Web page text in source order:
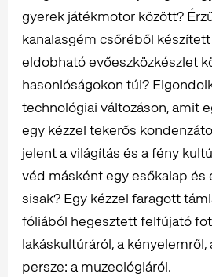
gyerek játékmotor között?
kanalasgém csőréből
eldobható evőeszközkészlet
hasonlóságokon túl?
technológiai változáson, amit
egy kézzel tekerős
jelent a világítás és a fény
véd másként egy esőkalap és
sisak? Egy kézzel faragott
fóliából hegesztett felfújató
lakáskultúráról, a kényelemről,
persze: a muzeológiáról.